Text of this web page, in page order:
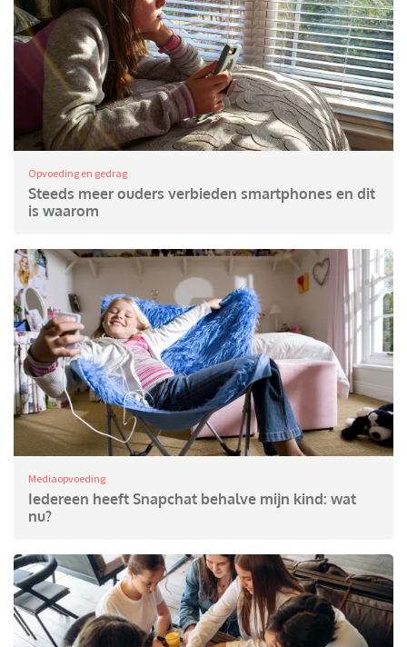
Opvoeding en gedrag
Steeds meer ouders verbieden smartphones en dit
is waarom
Mediaopvoeding
Iedereen heeft Snapchat behalve mijn kind: wat
nu?